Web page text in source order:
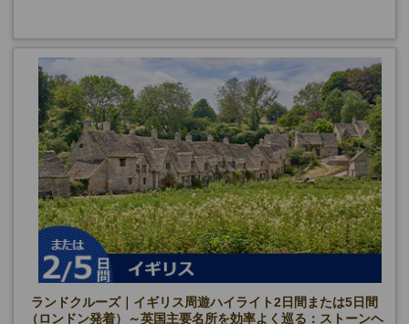
ランドクルーズ｜イギリス周遊ハイライト2日間または5日間
（ロンドン発着）～英国主要名所を効率よく巡る：ストーンヘ